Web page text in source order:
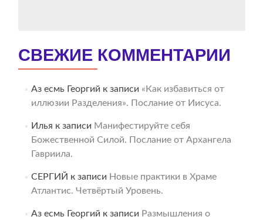
СВЕЖИЕ КОММЕНТАРИИ
Аз есмь Георгий к записи «Как избавиться от
иллюзии Разделения». Послание от Иисуса.
Илья к записи Манифестируйте себя
Божественной Силой. Послание от Архангела
Гавриила.
СЕРГИЙ к записи Новые практики в Храме
Атлантис. Четвёртый Уровень.
Аз есмь Георгий к записи Размышления о